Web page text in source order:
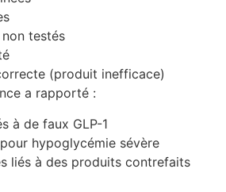
testés
(produit inefficace)
a rapporté :
à de faux GLP-1
hypoglycémie sévère
liés à des produits contrefaits